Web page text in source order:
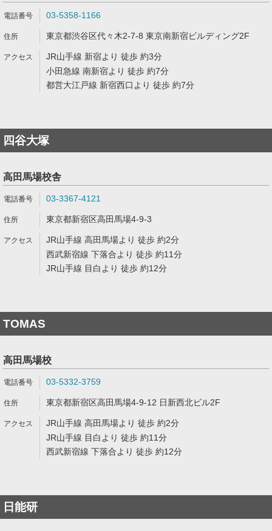
03-5358-1166
東京都渋谷区代々木2-7-8 東京南新宿ビルディング2F
JR山手線 新宿より 徒歩 約3分
小田急線 南新宿より 徒歩 約7分
都営大江戸線 新宿西口より 徒歩 約7分
四谷大塚
高田馬場校舎
03-3367-4121
東京都新宿区高田馬場4-9-3
JR山手線 高田馬場より 徒歩 約2分
西武新宿線 下落合より 徒歩 約11分
JR山手線 目白より 徒歩 約12分
TOMAS
高田馬場校
03-5332-3759
東京都新宿区高田馬場4-9-12 日新西北ビル2F
JR山手線 高田馬場より 徒歩 約2分
JR山手線 目白より 徒歩 約11分
西武新宿線 下落合より 徒歩 約12分
日能研